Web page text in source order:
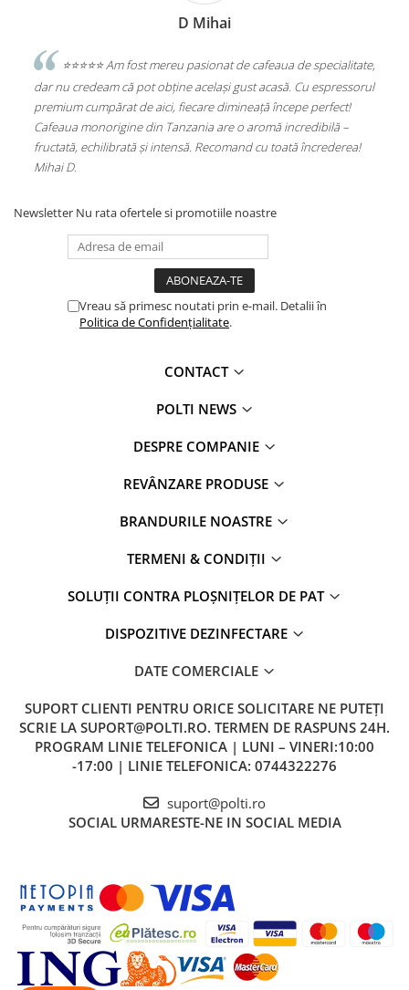
pasionat de cafeaua de specialitate,
același gust acasă. Cu espressorul
dimineață începe perfect!
are o aromă incredibilă –
Recomand cu toată încrederea!
⭐️⭐️⭐️⭐️⭐️Excelent
Statie de Calcat Polti Vaporella
Aluminiu, 1750 W, 0.9 l, 4 Bar, 90
(PLEU0188)
Newsletter Nu rata ofertele si promotiile noastre
Vreau să primesc noutati prin e-mail. Detalii în
Politica de Confidențialitate.
CONTACT
POLTI NEWS
DESPRE COMPANIE
REVÂNZARE PRODUSE
BRANDURILE NOASTRE
TERMENI & CONDIȚII
SOLUȚII CONTRA PLOȘNIȚELOR DE PAT
DISPOZITIVE DEZINFECTARE
DATE COMERCIALE
SUPORT CLIENTI PENTRU ORICE SOLICITARE NE PUTEȚI
SCRIE LA SUPORT@POLTI.RO. TERMEN DE RASPUNS 24H.
PROGRAM LINIE TELEFONICA | LUNI – VINERI:10:00
-17:00 | LINIE TELEFONICA: 0744322276
suport@polti.ro
SOCIAL URMARESTE-NE IN SOCIAL MEDIA